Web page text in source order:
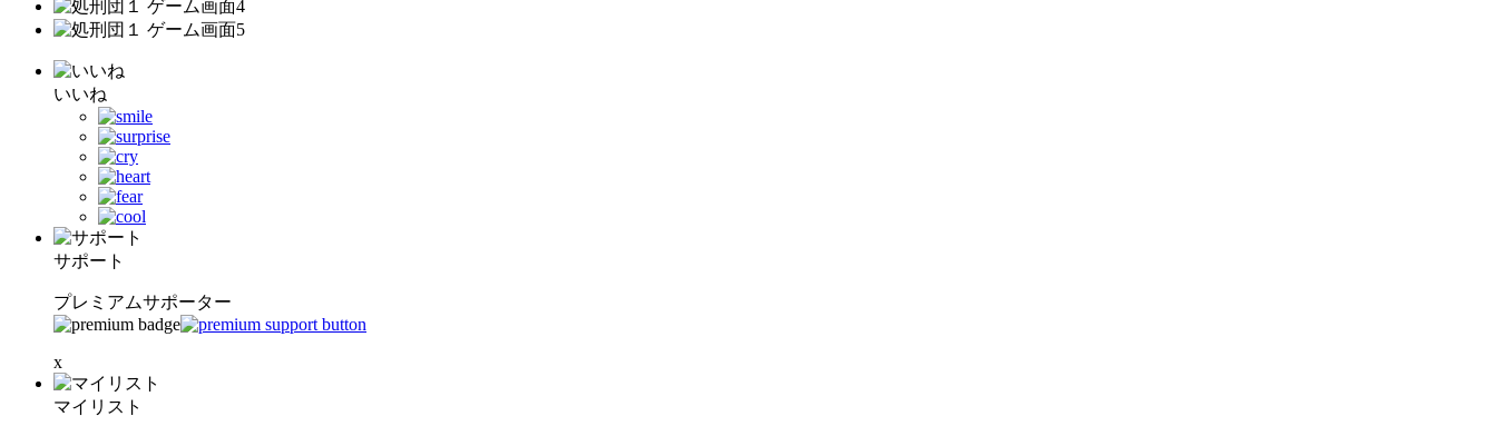
いいね
サポート
プレミアムサポーター
x
マイリスト